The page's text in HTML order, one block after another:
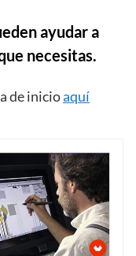
ayudar a
necesitas.
de inicioaquí